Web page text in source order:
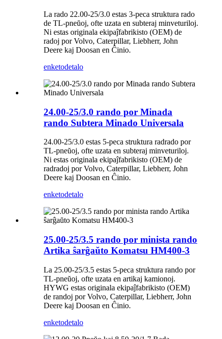
La rado 22.00-25/3.0 estas 3-peca struktura rado
de TL-pneŭoj, ofte uzata en subteraj minveturiloj.
Ni estas originala ekipaĵfabrikisto (OEM) de
radoj por Volvo, Caterpillar, Liebherr, John
Deere kaj Doosan en Ĉinio.
enketodetalo
24.00-25/3.0 rando por Minada
rando Subtera Minado Universala
24.00-25/3.0 estas 5-peca struktura radrado por
TL-pneŭoj, ofte uzata en subteraj minveturiloj.
Ni estas originala ekipaĵfabrikisto (OEM) de
radradoj por Volvo, Caterpillar, Liebherr, John
Deere kaj Doosan en Ĉinio.
enketodetalo
25.00-25/3.5 rando por minista rando
Artika ŝarĝaŭto Komatsu HM400-3
La 25.00-25/3.5 estas 5-peca struktura rando por
TL-pneŭoj, ofte uzata en artikaj kamionoj.
HYWG estas originala ekipaĵfabrikisto (OEM)
de randoj por Volvo, Caterpillar, Liebherr, John
Deere kaj Doosan en Ĉinio.
enketodetalo